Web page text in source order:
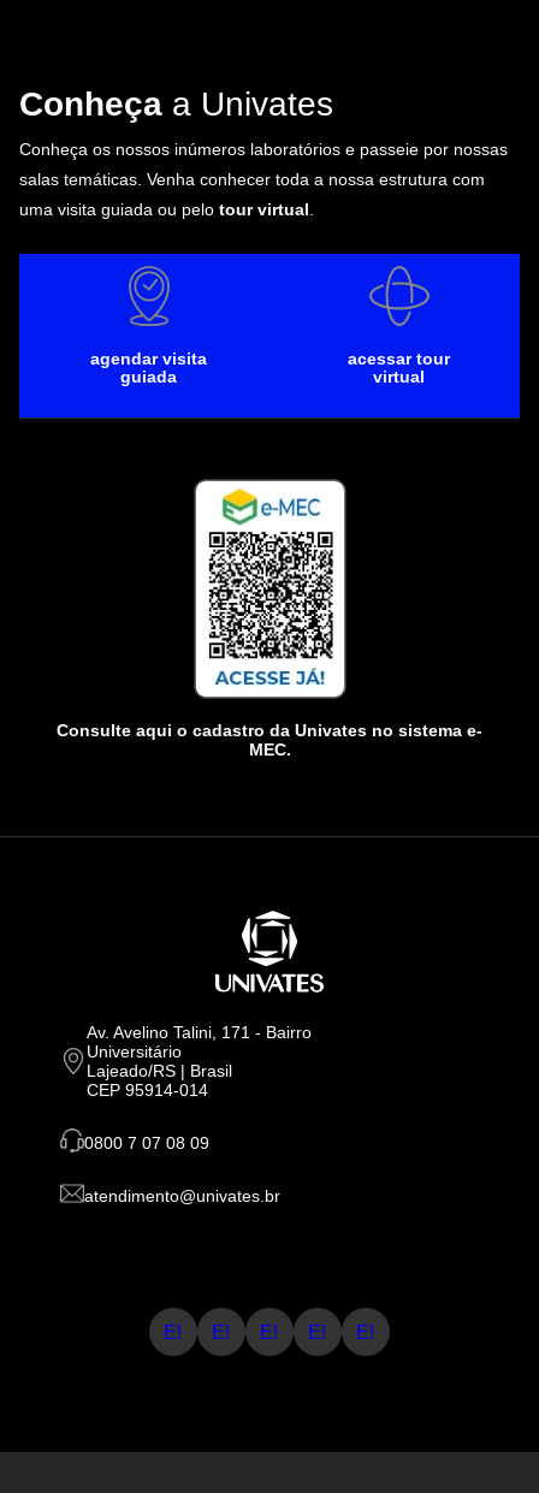
Conheça a Univates
Conheça os nossos inúmeros laboratórios e passeie por nossas
salas temáticas. Venha conhecer toda a nossa estrutura com
uma visita guiada ou pelo tour virtual
agendar visita
guiada
acessar tour
virtual
Consulte aqui o cadastro da Univates no sistema e-
MEC.
Av. Avelino Talini, 171 - Bairro
Universitário
Lajeado/RS | Brasil
CEP 95914-014
0800 7 07 08 09
atendimento@univates.br
E! E! E! E! E!